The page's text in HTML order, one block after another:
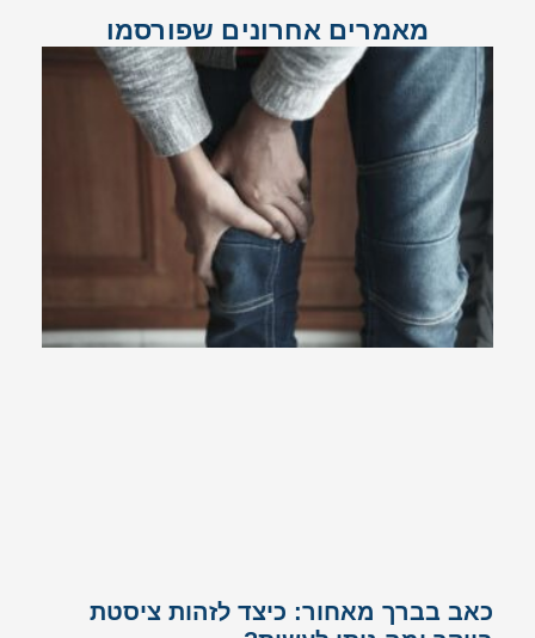
מאמרים אחרונים שפורסמו
כאב בברך מאחור: כיצד לזהות ציסטת